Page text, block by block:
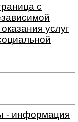
с
услуг
- информация